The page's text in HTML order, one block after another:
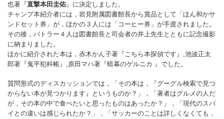
也著『直撃本田圭佑』に決定しました。
チャンプ本紹介者には，岩見附属図書館長から賞品として「ほん和かサ
ンドセット券」が，ほかの３人には「コーヒー券」が手渡されました。
その後，バトラー４人は図書館長と司会者の井上先生とともに記念撮影
に納まりました。
ほかに紹介された本は，赤木かん子著『こちら本探偵です』,池波正太
郎著『鬼平犯科帳』,原田マハ著『暗幕のゲルニカ 』でした。
質問形式のディスカッションでは，「その本は，『グーグル検索で見つ
からない本が見つかります』というものか？」，「著者はグルメの人だ
が，その本の中で食べたいと思ったものはあったか？」，「現代のスパ
イとの違いは感じられたか？」，「サッカーのことは詳しくなくても，